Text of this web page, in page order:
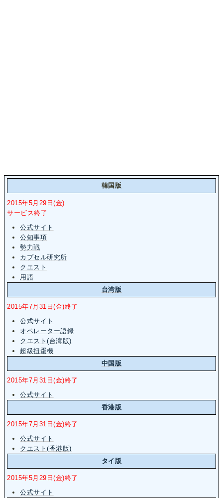
韓国版
2015年5月29日(金)
サービス終了
公式サイト
公知事項
勢力戦
カプセル研究所
クエスト
用語
台湾版
2015年7月31日(金)終了
公式サイト
オペレーター語録
クエスト(台湾版)
超級扭蛋機
中国版
2015年7月31日(金)終了
公式サイト
香港版
2015年7月31日(金)終了
公式サイト
クエスト(香港版)
タイ版
2015年5月29日(金)終了
公式サイト